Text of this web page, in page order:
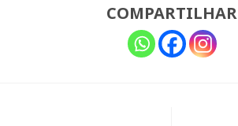
COMPARTILHAR